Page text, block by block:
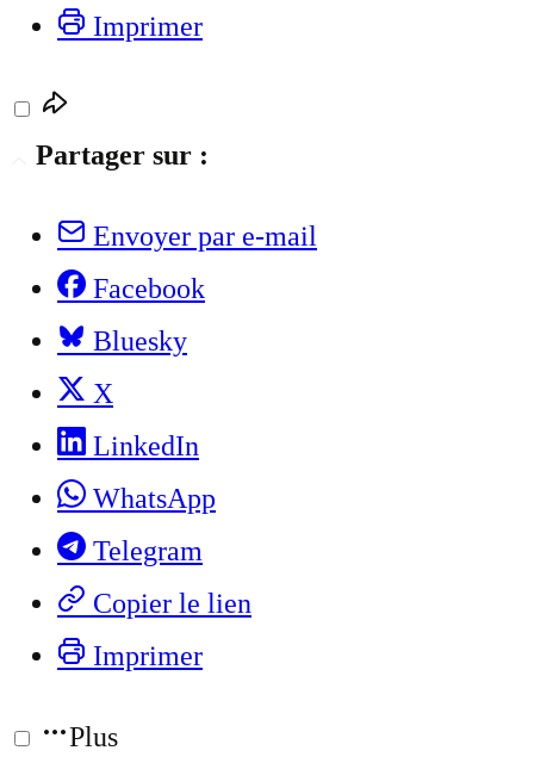
Imprimer
Partager sur :
Envoyer par e-mail
Facebook
Bluesky
X
LinkedIn
WhatsApp
Telegram
Copier le lien
Imprimer
Plus